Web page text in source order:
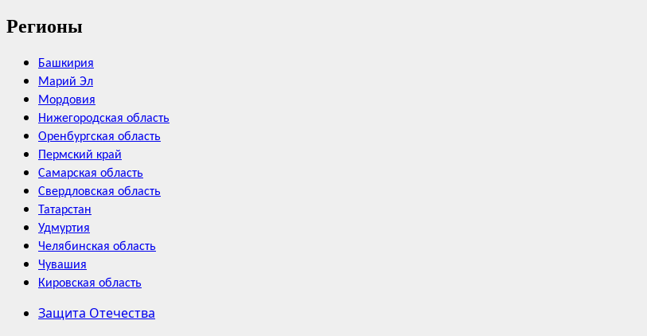
Регионы
Башкирия
Марий Эл
Мордовия
Нижегородская область
Оренбургская область
Пермский край
Самарская область
Свердловская область
Татарстан
Удмуртия
Челябинская область
Чувашия
Кировская область
Защита Отечества